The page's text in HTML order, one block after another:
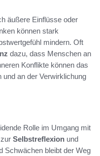
äußere Einflüsse oder
können stark
mindern. Oft
dazu, dass Menschen an
Konflikte können das
und an der Verwirklichung
Rolle im Umgang mit
Selbstreflexion und
Schwächen bleibt der Weg